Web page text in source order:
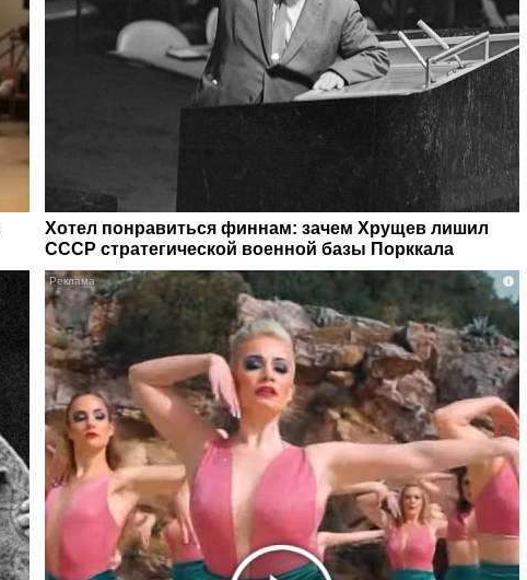
Хотел понравиться финнам: зачем Хрущев лишил
СССР стратегической военной базы Порккала
i